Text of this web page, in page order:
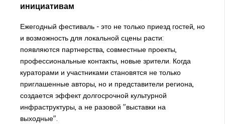
инициативам
Ежегодный фестиваль - это не только приезд гостей, но
и возможность для локальной сцены расти:
появляются партнерства, совместные проекты,
профессиональные контакты, новые зрители. Когда
кураторами и участниками становятся не только
приглашенные авторы, но и представители региона,
создается эффект долгосрочной культурной
инфраструктуры, а не разовой "выставки на
выходные".